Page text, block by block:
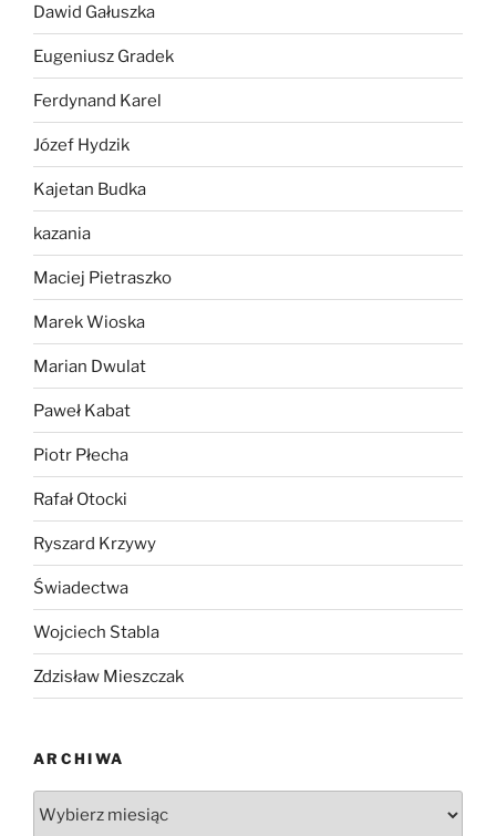
Dawid Gałuszka
Eugeniusz Gradek
Ferdynand Karel
Józef Hydzik
Kajetan Budka
kazania
Maciej Pietraszko
Marek Wioska
Marian Dwulat
Paweł Kabat
Piotr Płecha
Rafał Otocki
Ryszard Krzywy
Świadectwa
Wojciech Stabla
Zdzisław Mieszczak
ARCHIWA